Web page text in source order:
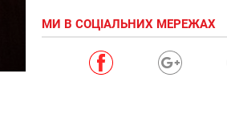
МИ В СОЦІАЛЬНИХ МЕРЕЖАХ